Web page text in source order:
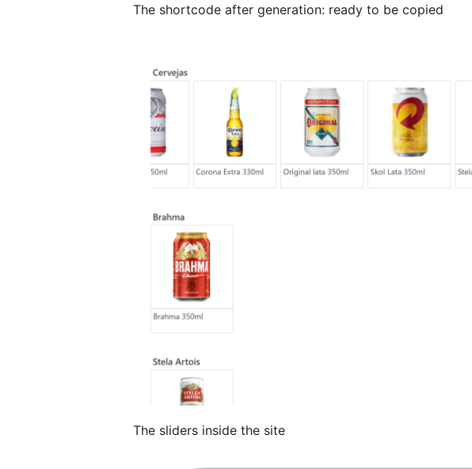
The shortcode after generation: ready to be copied
The sliders inside the site